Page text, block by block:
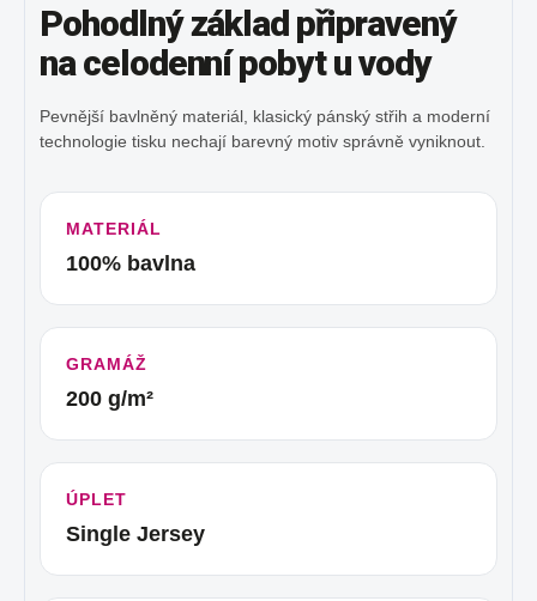
Pohodlný základ připravený
na celodenní pobyt u vody
Pevnější bavlněný materiál, klasický pánský střih a moderní
technologie tisku nechají barevný motiv správně vyniknout.
MATERIÁL
100% bavlna
GRAMÁŽ
200 g/m²
ÚPLET
Single Jersey